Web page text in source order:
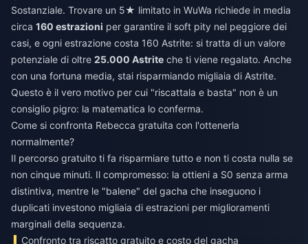
Sostanziale. Trovare un 5★ limitato in WuWa richiede in media
circa 160 estrazioni per garantire il soft pity nel peggiore dei
casi, e ogni estrazione costa 160 Astrite: si tratta di un valore
potenziale di oltre 25.000 Astrite che ti viene regalato. Anche
con una fortuna media, stai risparmiando migliaia di Astrite.
Questo è il vero motivo per cui "riscattala e basta" non è un
consiglio pigro: la matematica lo conferma.
Come si confronta Rebecca gratuita con l'ottenerla
normalmente?
Il percorso gratuito ti fa risparmiare tutto e non ti costa nulla se
non cinque minuti. Il compromesso: la ottieni a S0 senza arma
distintiva, mentre le "balene" del gacha che inseguono i
duplicati investono migliaia di estrazioni per miglioramenti
marginali della sequenza.
Confronto tra riscatto gratuito e costo del gacha